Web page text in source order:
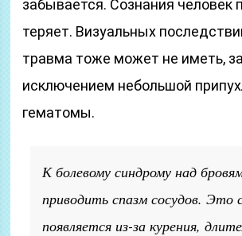
забывается. Сознания человек
теряет. Визуальных
травма тоже может не иметь, за
исключением небольшой
гематомы.
К болевому синдрому над
приводить спазм сосудов. Это
появляется из-за курения,